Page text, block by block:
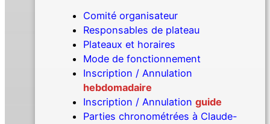
Comité organisateur
Responsables de plateau
Plateaux et horaires
Mode de fonctionnement
Inscription / Annulation
hebdomadaire
Inscription / Annulation guide
Parties chronométrées à Claude-